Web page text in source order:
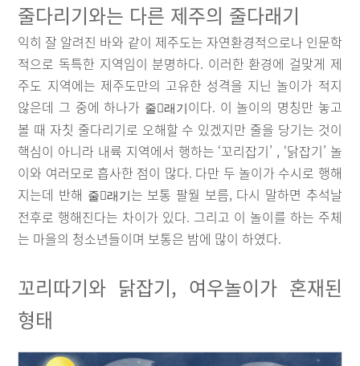
줄다리기와는 다른 제주의 줄다래기
익히 잘 알려진 바와 같이 제주도는 자연환경적으로나 인문학
적으로 독특한 지역임이 분명하다. 이러한 환경에 걸맞게 제
주도 지역에는 제주도만의 고유한 성격을 지닌 놀이가 적지
않은데 그 중에 하나가 줄래기 이다. 이 놀이의 명칭만 놓고
볼 때 자칫 줄다리기로 오해할 수 있겠지만 줄을 당기는 것이
핵심이 아니라 내륙 지역에서 행하는 ‘꼬리잡기’ , ‘닭잡기’ 놀
이와 여러모로 흡사한 점이 많다. 다만 두 놀이가 수시로 행해
지는데 반해 줄래기 는 보통 팔월 보름, 다시 말하면 추석날
전후로 행해진다는 차이가 있다. 그리고 이 놀이를 하는 주체
는 마을의 청소년들이며 보통은 밤에 많이 하였다.
꼬리따기와 닭잡기, 여우놀이가 혼재된
형태